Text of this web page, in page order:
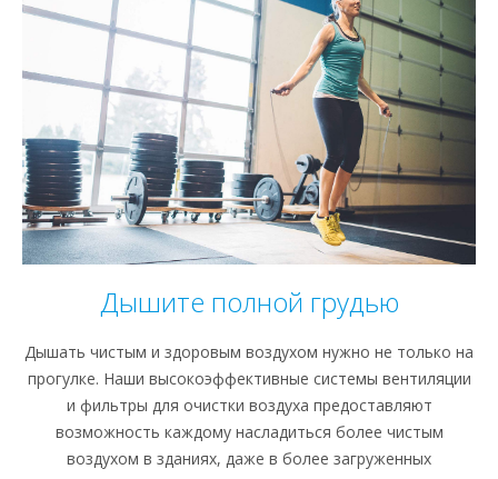
Дышите полной грудью
Дышать чистым и здоровым воздухом нужно не только на
прогулке. Наши высокоэффективные системы вентиляции
и фильтры для очистки воздуха предоставляют
возможность каждому насладиться более чистым
воздухом в зданиях, даже в более загруженных